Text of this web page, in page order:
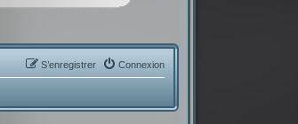
Connexion
S’enregistrer